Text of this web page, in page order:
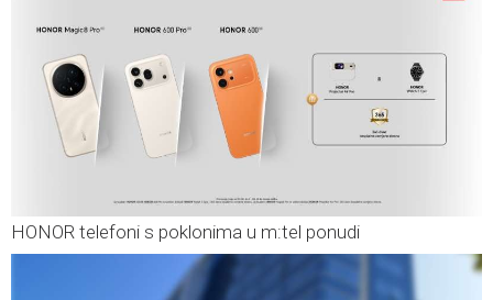
HONOR telefoni s poklonima u m:tel ponudi